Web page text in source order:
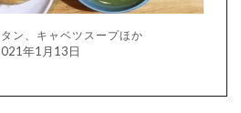
ン、キャベツスープほか
年1月13日